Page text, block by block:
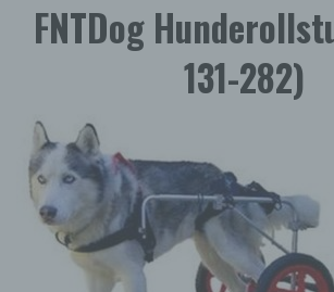
FNTDog
131-282)